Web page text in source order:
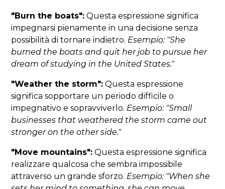
"Burn the boats": Questa espressione significa
impegnarsi pienamente in una decisione senza
possibilità di tornare indietro. Esempio: "She
burned the boats and quit her job to pursue her
dream of studying in the United States."
"Weather the storm": Questa espressione
significa sopportare un periodo difficile o
impegnativo e sopravviverlo. Esempio: "Small
businesses that weathered the storm came out
stronger on the other side."
"Move mountains": Questa espressione significa
realizzare qualcosa che sembra impossibile
attraverso un grande sforzo. Esempio: "When she